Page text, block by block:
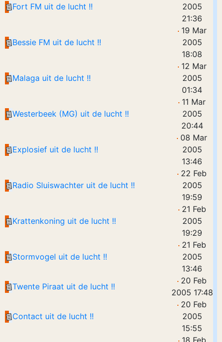
Fort FM uit de lucht !!
2005
21:36
Bessie FM uit de lucht !!
19 Mar
2005
18:08
Malaga uit de lucht !!
12 Mar
2005
01:34
Westerbeek (MG) uit de lucht !!
11 Mar
2005
20:44
Explosief uit de lucht !!
08 Mar
2005
13:46
Radio Sluiswachter uit de lucht !!
22 Feb
2005
19:59
Krattenkoning uit de lucht !!
21 Feb
2005
19:29
Stormvogel uit de lucht !!
21 Feb
2005
13:46
Twente Piraat uit de lucht !!
20 Feb
2005 17:48
Contact uit de lucht !!
20 Feb
2005
15:55
18 Feb